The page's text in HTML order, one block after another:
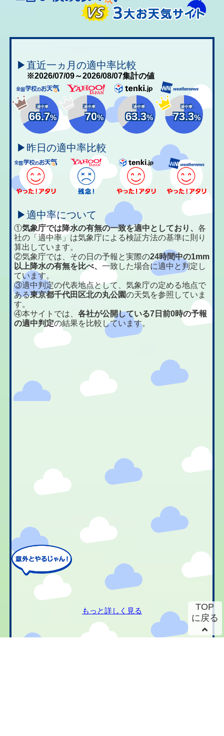
▶直近一ヵ月の適中率比較
※2026/07/09～2026/08/07集計の値
適中率
66.7%
適中率
70%
適中率
63.3%
適中率
73.3%
▶昨日の適中率比較
▶適中率について
①気象庁では降水の有無の一致を適中としており、各
社の「適中率」は気象庁による検証方法の基準に則り
算出しています。
②気象庁では、その日の予報と実際の24時間中の1mm
以上降水の有無を比べ、一致した場合に適中と判定し
ています。
③適中判定の代表地点として、気象庁の定める地点で
ある東京都千代田区北の丸公園の天気を参照していま
す。
④本サイトでは、各社が公開している7日前0時の予報
の適中判定の結果を比較しています。
もっと詳しく見る
TOP
に戻る